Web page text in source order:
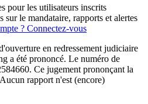
pour les utilisateurs inscrits
le mandataire, rapports et alertes
? Connectez-vous
en redressement judiciaire
a été prononcé. Le numéro de
Ce jugement prononçant la
rapport n'est (encore)